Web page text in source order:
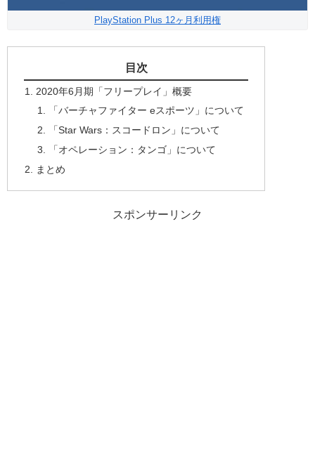
PlayStation Plus 12ヶ月利用権
目次
2020年6月期「フリープレイ」概要
「バーチャファイター eスポーツ」について
「Star Wars：スコードロン」について
「オペレーション：タンゴ」について
まとめ
スポンサーリンク